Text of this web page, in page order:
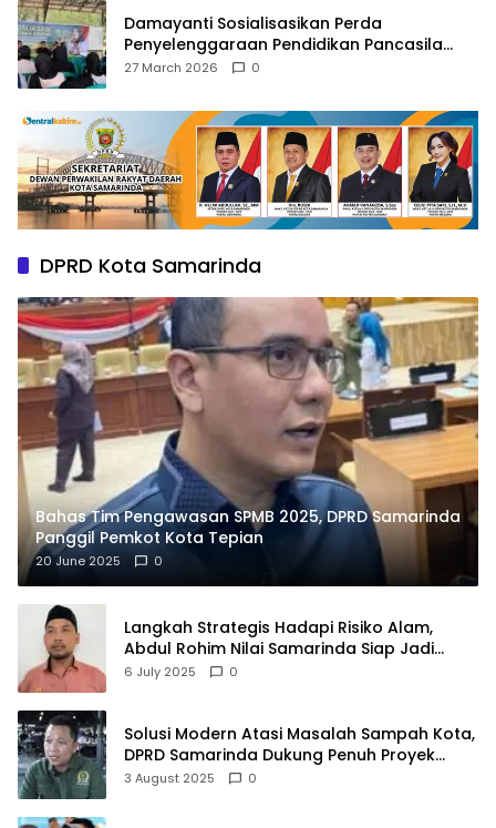
Damayanti Sosialisasikan Perda
Penyelenggaraan Pendidikan Pancasila
dan Wawasan Kebangsaan
27 March 2026 0
DPRD Kota Samarinda
Bahas Tim Pengawasan SPMB 2025, DPRD Samarinda
Panggil Pemkot Kota Tepian
20 June 2025 0
Langkah Strategis Hadapi Risiko Alam,
Abdul Rohim Nilai Samarinda Siap Jadi
Pusat Logistik Bencana Kalimantan
6 July 2025 0
Solusi Modern Atasi Masalah Sampah Kota,
DPRD Samarinda Dukung Penuh Proyek
PLTSA
3 August 2025 0